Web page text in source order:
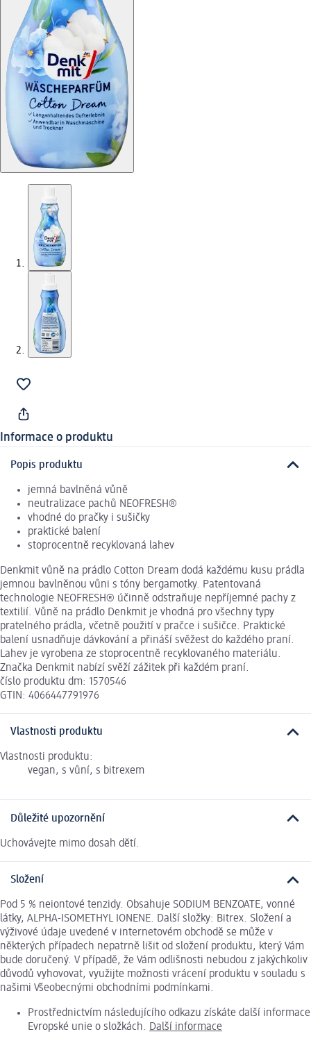
Informace o produktu
Popis produktu
jemná bavlněná vůně
neutralizace pachů NEOFRESH®
vhodné do pračky i sušičky
praktické balení
stoprocentně recyklovaná lahev
Denkmit vůně na prádlo Cotton Dream dodá každému kusu prádla
jemnou bavlněnou vůni s tóny bergamotky. Patentovaná
technologie NEOFRESH® účinně odstraňuje nepříjemné pachy z
textilií. Vůně na prádlo Denkmit je vhodná pro všechny typy
pratelného prádla, včetně použití v pračce i sušičce. Praktické
balení usnadňuje dávkování a přináší svěžest do každého praní.
Lahev je vyrobena ze stoprocentně recyklovaného materiálu.
Značka Denkmit nabízí svěží zážitek při každém praní.
číslo produktu dm: 1570546
GTIN: 4066447791976
Vlastnosti produktu
Vlastnosti produktu:
vegan, s vůní, s bitrexem
Důležité upozornění
Uchovávejte mimo dosah dětí.
Složení
Pod 5 % neiontové tenzidy. Obsahuje SODIUM BENZOATE, vonné
látky, ALPHA-ISOMETHYL IONENE. Další složky: Bitrex. Složení a
výživové údaje uvedené v internetovém obchodě se může v
některých případech nepatrně lišit od složení produktu, který Vám
bude doručený. V případě, že Vám odlišnosti nebudou z jakýchkoliv
důvodů vyhovovat, využijte možnosti vrácení produktu v souladu s
našimi Všeobecnými obchodními podmínkami.
Prostřednictvím následujícího odkazu získáte další informace
Evropské unie o složkách. Další informace